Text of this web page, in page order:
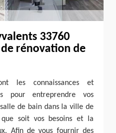
33760
rénovation de
les connaissances et
pour entreprendre vos
de bain dans la ville de
soit vos besoins et la
Afin de vous fournir des